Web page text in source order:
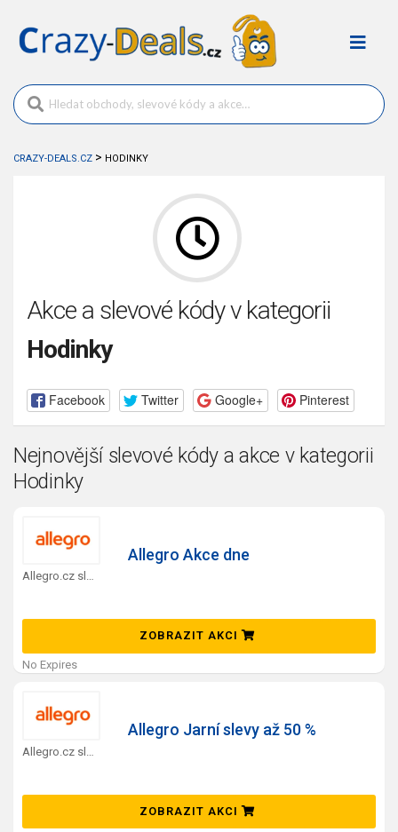
CRAZY-DEALS.CZ > HODINKY
Akce a slevové kódy v kategorii
Hodinky
Facebook Twitter Google+ Pinterest
Nejnovější slevové kódy a akce v kategorii
Hodinky
Allegro.cz slevový kód
Allegro Akce dne
ZOBRAZIT AKCI
No Expires
Allegro Jarní slevy až 50 %
ZOBRAZIT AKCI